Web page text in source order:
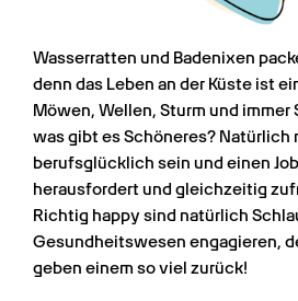
Wasserratten und Badenixen
denn das Leben an der Küste ist
Möwen, Wellen, Sturm und immer
was gibt es Schöneres? Natürlich
berufsglücklich sein und einen
herausfordert und gleichzeitig
Richtig happy sind natürlich
Gesundheitswesen engagieren,
geben einem so viel zurück!